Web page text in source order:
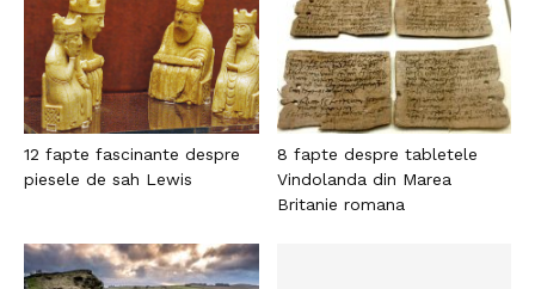
12 fapte fascinante despre
piesele de sah Lewis
8 fapte despre tabletele
Vindolanda din Marea
Britanie romana